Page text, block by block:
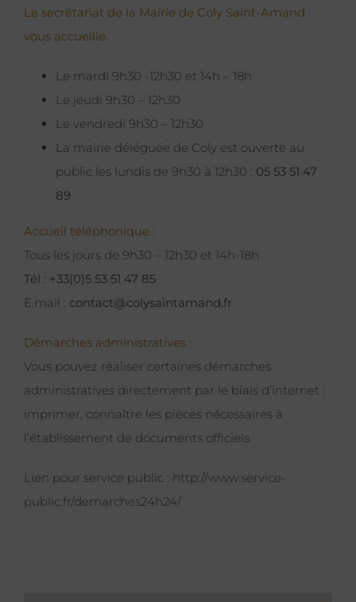
Le secrétariat de la Mairie de Coly Saint-Amand
vous accueille.
Le mardi 9h30 -12h30 et 14h – 18h
Le jeudi 9h30 – 12h30
Le vendredi 9h30 – 12h30
La mairie déléguée de Coly est ouverte au
public les lundis de 9h30 à 12h30 : 05 53 51 47
89
Accueil téléphonique :
Tous les jours de 9h30 – 12h30 et 14h-18h
Tél : +33(0)5 53 51 47 85
E.mail : contact@colysaintamand.fr
Démarches administratives :
Vous pouvez réaliser certaines démarches
administratives directement par le biais d’internet :
imprimer, connaître les pièces nécessaires à
l’établissement de documents officiels.
Lien pour service public : http://www.service-
public.fr/demarches24h24/